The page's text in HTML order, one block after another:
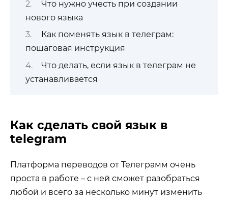
Что нужно учесть при создании
нового языка
Как поменять язык в телеграм:
пошаговая инструкция
Что делать, если язык в телеграм не
устанавливается
Как сделать свой язык в
telegram
Платформа переводов от Телеграмм очень
проста в работе – с ней сможет разобраться
любой и всего за несколько минут изменить